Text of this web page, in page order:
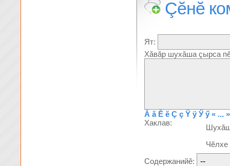
Çĕнĕ
Ят:
Хăвăр шухăша çырса
Ă ă Ĕ ĕ Ç ç Ÿ ÿ Ӳ ӳ « ... »
Хаклав:
Содержанийĕ: